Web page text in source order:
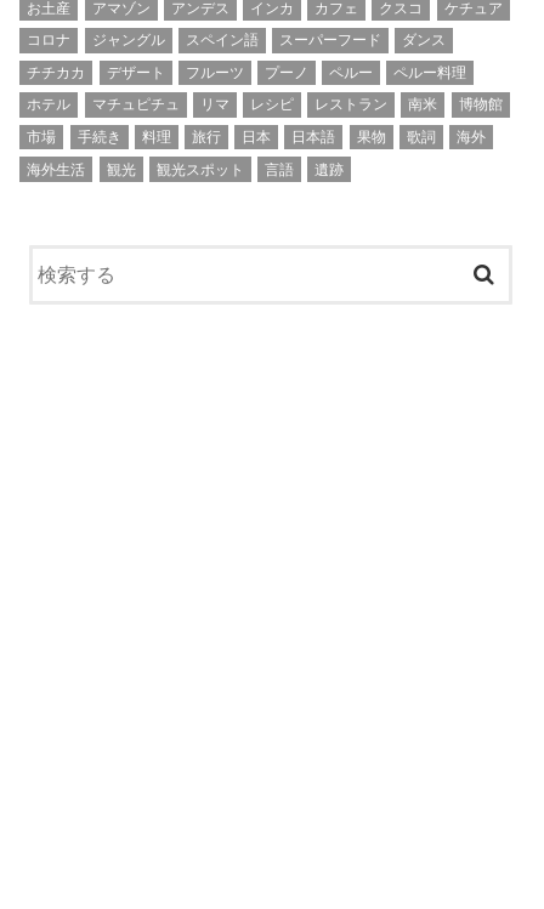
お土産
アマゾン アンデス インカ カフェ クスコ
ケチュア
コロナ
ジャングル スペイン語 スーパーフード
ダンス
チチカカ
デザート フルーツ プーノ ペルー
ペルー料理
ホテル
マチュピチュ リマ レシピ レストラン 南米
博物館
市場
手続き 料理 旅行 日本 日本語 果物 歌詞
海外
海外生活
観光 観光スポット 言語 遺跡